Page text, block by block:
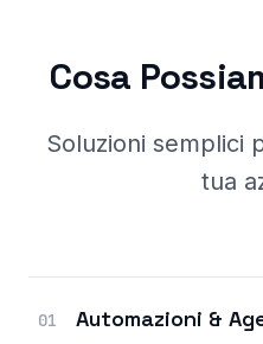
Cosa
Soluzioni semplici
tua
01 Automazioni &